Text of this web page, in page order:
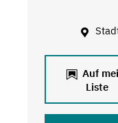
Auf
Liste